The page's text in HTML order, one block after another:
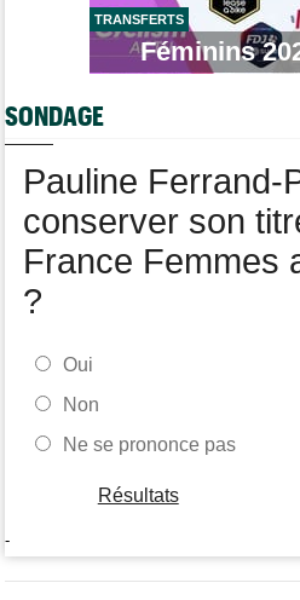
Tour de France Femmes
Marlen Reusser, maillot jaune : "Le
Le Tour Femmes, Pologne, Burgos…
TRANSFERTS
Féminins
SONDAGE
Pauline Ferrand-
conserver son
France Femmes
?
Oui
Non
Ne se prononce pas
Résultats
-